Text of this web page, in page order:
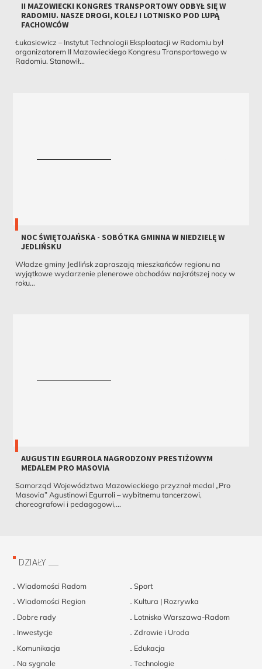
II MAZOWIECKI KONGRES TRANSPORTOWY ODBYŁ SIĘ W
RADOMIU. NASZE DROGI, KOLEJ I LOTNISKO POD LUPĄ
FACHOWCÓW
Łukasiewicz – Instytut Technologii Eksploatacji w Radomiu był
organizatorem II Mazowieckiego Kongresu Transportowego w
Radomiu. Stanowił...
NOC ŚWIĘTOJAŃSKA - SOBÓTKA GMINNA W NIEDZIELĘ W
JEDLIŃSKU
Władze gminy Jedlińsk zapraszają mieszkańców regionu na
wyjątkowe wydarzenie plenerowe obchodów najkrótszej nocy w
roku...
AUGUSTIN EGURROLA NAGRODZONY PRESTIŻOWYM
MEDALEM PRO MASOVIA
Samorząd Województwa Mazowieckiego przyznał medal „Pro
Masovia” Agustinowi Egurroli – wybitnemu tancerzowi,
choreografowi i pedagogowi,...
DZIAŁY
Wiadomości Radom
Sport
Wiadomości Region
Kultura | Rozrywka
Dobre rady
Lotnisko Warszawa-Radom
Inwestycje
Zdrowie i Uroda
Komunikacja
Edukacja
Na sygnale
Technologie